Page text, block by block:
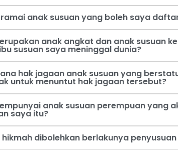
ramai anak susuan yang boleh saya
anak angkat dan anak susuan
susuan saya meninggal dunia?
hak jagaan anak susuan yang
untuk menuntut hak jagaan tersebut?
anak susuan perempuan yang
saya itu?
hikmah dibolehkan berlakunya